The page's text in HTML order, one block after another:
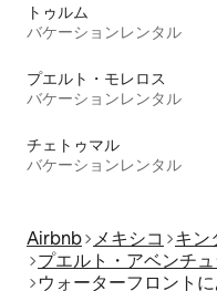
トゥルム
バケーションレンタル
プエルト・モレロス
バケーションレンタル
チェトゥマル
バケーションレンタル
Airbnb メキシコ
キン
プエルト・アベンチュ
ウォーターフロント